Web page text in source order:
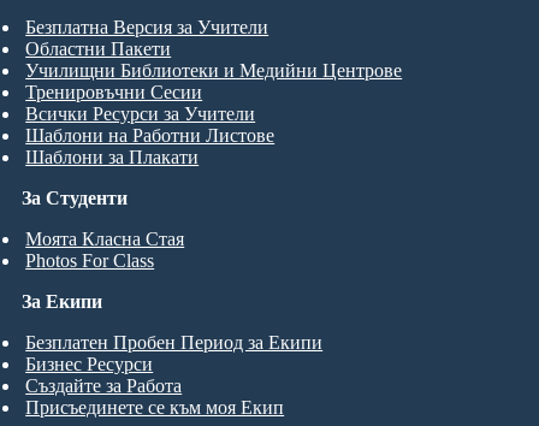
За Студенти
Моята Класна Стая
Photos For Class
Безплатна Версия за Учители
Областни Пакети
Училищни Библиотеки и Медийни Центрове
Тренировъчни Сесии
Всички Ресурси за Учители
Шаблони на Работни Листове
Шаблони за Плакати
За Екипи
Безплатен Пробен Период за Екипи
Бизнес Ресурси
Създайте за Работа
Присъединете се към моя Екип